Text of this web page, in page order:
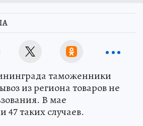
таможенники
из региона товаров не
В мае
47 таких случаев.